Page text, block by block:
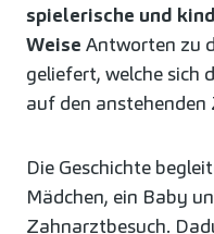
spielerische und
Weise Antworten zu
geliefert, welche sich
auf den
Die Geschichte
Mädchen, ein Baby
Zahnarztbesuch.